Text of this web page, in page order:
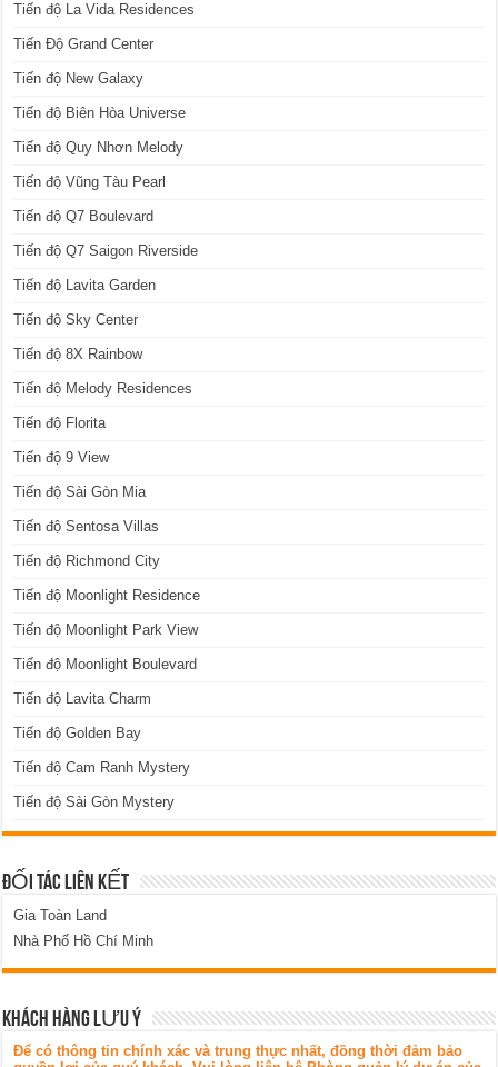
Tiến độ La Vida Residences
Tiến Độ Grand Center
Tiến độ New Galaxy
Tiến độ Biên Hòa Universe
Tiến độ Quy Nhơn Melody
Tiến độ Vũng Tàu Pearl
Tiến độ Q7 Boulevard
Tiến độ Q7 Saigon Riverside
Tiến độ Lavita Garden
Tiến độ Sky Center
Tiến độ 8X Rainbow
Tiến độ Melody Residences
Tiến độ Florita
Tiến độ 9 View
Tiến độ Sài Gòn Mia
Tiến độ Sentosa Villas
Tiến độ Richmond City
Tiến độ Moonlight Residence
Tiến độ Moonlight Park View
Tiến độ Moonlight Boulevard
Tiến độ Lavita Charm
Tiến độ Golden Bay
Tiến độ Cam Ranh Mystery
Tiến độ Sài Gòn Mystery
ĐỐI TÁC LIÊN KẾT
Gia Toàn Land
Nhà Phố Hồ Chí Minh
KHÁCH HÀNG LƯU Ý
Để có thông tin chính xác và trung thực nhất, đồng thời đảm bảo